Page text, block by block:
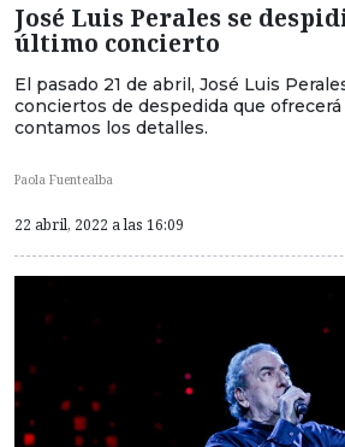
José Luis Perales se
último concierto
El pasado 21 de abril, José Luis
conciertos de despedida que ofrecerá
contamos los detalles.
Paola Fuentealba
22 abril, 2022 a las 16:09